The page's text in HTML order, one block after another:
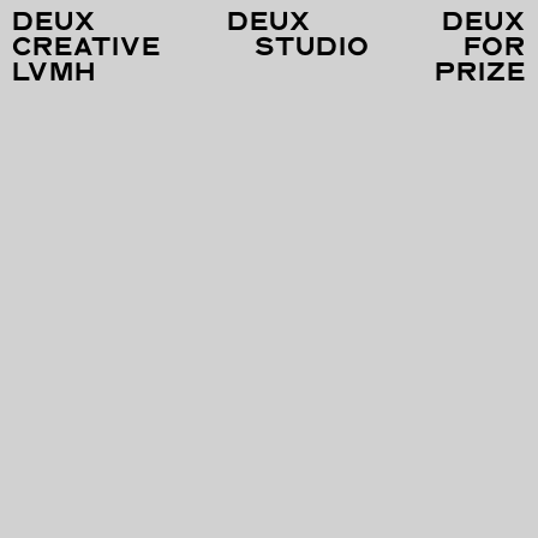
DEUX DEUX
DEUX
CREATIVE
STUDIO
FOR
LVMH PRIZE